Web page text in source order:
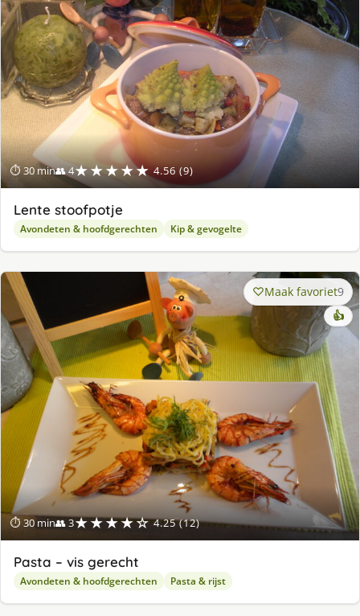
⏱ 30 min👥 4★★★★★ 4.56 (9)
Lente stoofpotje
Avondeten & hoofdgerechten Kip & gevogelte
⏱ 30 min👥 3★★★★☆ 4.25 (12)
Maak favoriet9
👍
Pasta – vis gerecht
Avondeten & hoofdgerechten Pasta & rijst